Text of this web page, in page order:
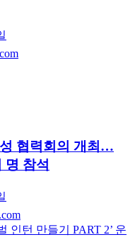
협력회의 개최…
명 참석